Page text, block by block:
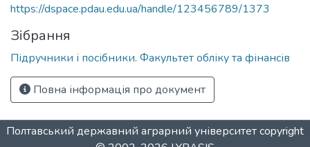
https://dspace.pdau.edu.ua/handle/123456789/1373
Зібрання
Підручники і посібники. Факультет обліку та фінансів
Повна інформація про документ
Полтавський державний аграрний університетcopyright